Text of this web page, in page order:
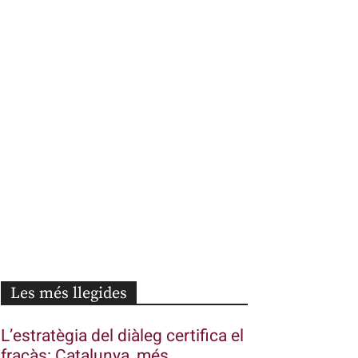
Les més llegides
L’estratègia del diàleg certifica el